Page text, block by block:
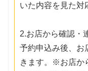
いた内容を見た対
2.お店から確認・
予約申込み後、お
きます。※お店か